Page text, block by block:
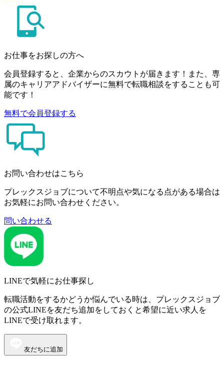
お仕事をお探しの方へ
会員登録すると、企業からのスカウトが届きます！また、専
属のキャリアアドバイザーに無料で転職相談をすることも可
能です！
無料で会員登録する
お問い合わせはこちら
プレックスジョブについて不明点や気になる点がある場合は
お気軽にお問い合わせください。
問い合わせる
LINEで気軽にお仕事探し
転職活動をするかどうか悩んでいる時は、プレックスジョブ
の公式LINEを友だち追加をしておくと希望に近い求人を
LINEで受け取れます。
友だちに追加